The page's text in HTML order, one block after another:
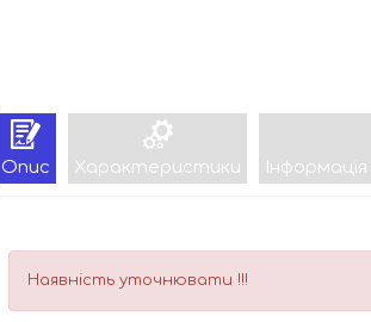
Опис Характеристики
Наявність уточнювати !!!